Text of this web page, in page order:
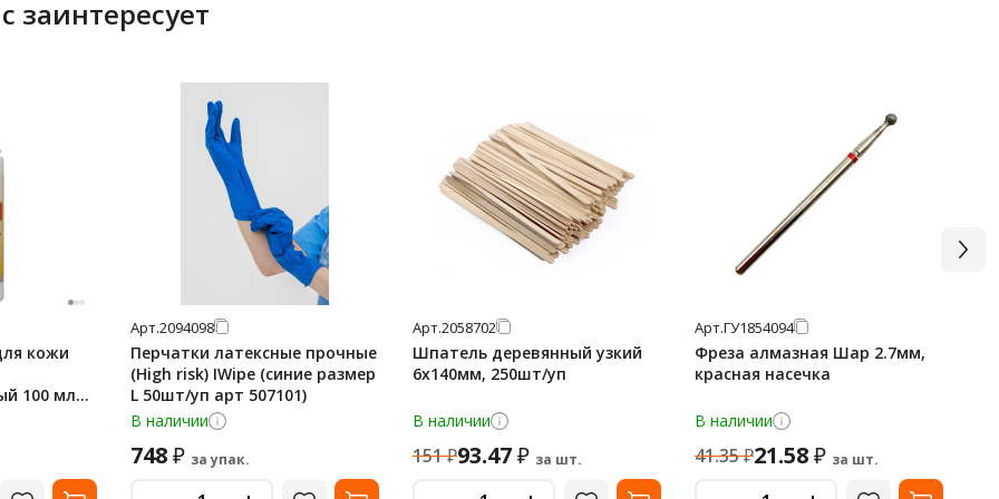
заинтересует
кожи
100 мл
Арт.2094098
Перчатки латексные прочные
(High risk) IWipe (синие размер
L 50шт/уп арт 507101)
В наличии
748₽ за упак.
Арт.2058702
Шпатель деревянный узкий
6х140мм, 250шт/уп
В наличии
151₽93.47₽ за шт.
Арт.ГУ1854094
Фреза алмазная Шар 2.7мм,
красная насечка
В наличии
41.35₽21.58₽ за шт.